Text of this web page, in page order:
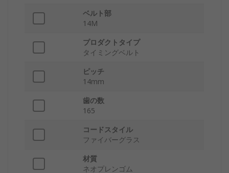
ベルト部
14M
プロダクトタイプ
タイミングベルト
ピッチ
14mm
歯の数
165
コードスタイル
ファイバーグラス
材質
ネオプレンゴム